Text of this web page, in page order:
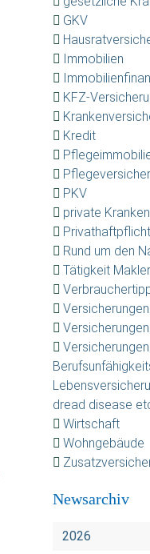
GKV
Immobilien
KFZ-
Kredit
PKV
private
Privathaftpflicht
Rund um den
Tätigkeit Makler
Versicherungen
dread disease
Wirtschaft
Wohngebäude
Newsarchiv
2026